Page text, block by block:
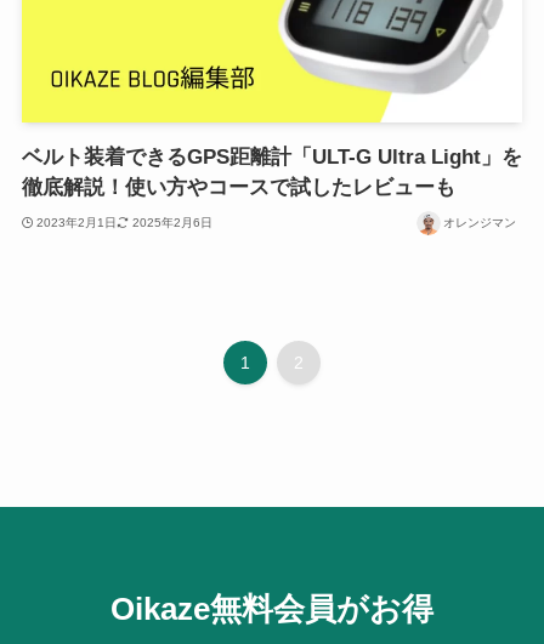
ベルト装着できるGPS距離計「ULT-G Ultra Light」を
徹底解説！使い方やコースで試したレビューも
2023年2月1日 2025年2月6日 オレンジマン
1 2
Oikaze無料会員がお得